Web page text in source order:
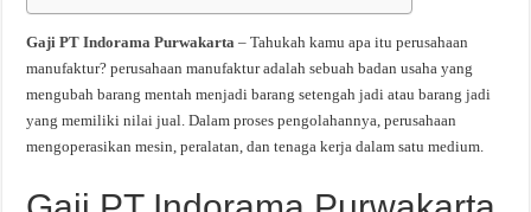
Gaji PT Indorama Purwakarta – Tahukah kamu apa itu perusahaan
manufaktur? perusahaan manufaktur adalah sebuah badan usaha yang
mengubah barang mentah menjadi barang setengah jadi atau barang jadi
yang memiliki nilai jual. Dalam proses pengolahannya, perusahaan
mengoperasikan mesin, peralatan, dan tenaga kerja dalam satu medium.